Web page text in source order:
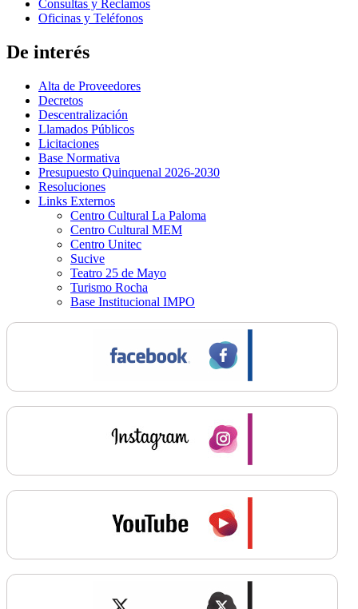
Consultas y Reclamos
Oficinas y Teléfonos
De interés
Alta de Proveedores
Decretos
Descentralización
Llamados Públicos
Licitaciones
Base Normativa
Presupuesto Quinquenal 2026-2030
Resoluciones
Links Externos
Centro Cultural La Paloma
Centro Cultural MEM
Centro Unitec
Sucive
Teatro 25 de Mayo
Turismo Rocha
Base Institucional IMPO